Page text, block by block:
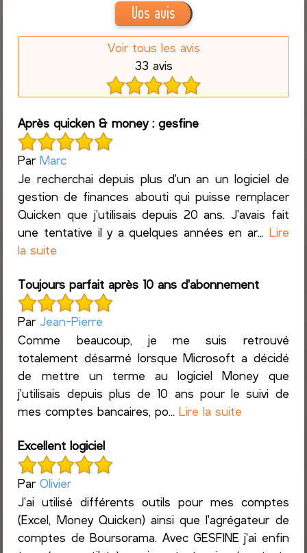
Vos avis
Voir tous les avis
33 avis
Après quicken & money : gesfine
ParMarc
Je recherchai depuis plus d'un an un logiciel de
gestion de finances abouti qui puisse remplacer
Quicken que j'utilisais depuis 20 ans. J'avais fait
une tentative il y a quelques années en ar... Lire
la suite
Toujours parfait après 10 ans d'abonnement
Par Jean-Pierre
Comme beaucoup, je me suis retrouvé
totalement désarmé lorsque Microsoft a décidé
de mettre un terme au logiciel Money que
j'utilisais depuis plus de 10 ans pour le suivi de
mes comptes bancaires, po...Lire la suite
Excellent logiciel
ParOlivier
J'ai utilisé différents outils pour mes comptes
(Excel, Money Quicken) ainsi que l'agrégateur de
comptes de Boursorama. Avec GESFINE j'ai enfin